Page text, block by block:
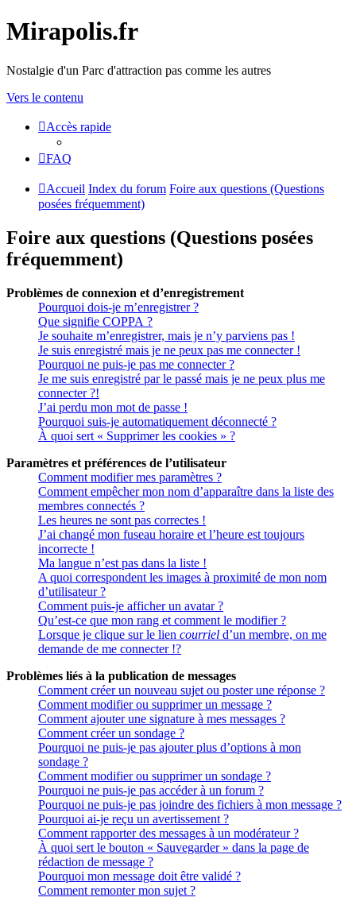
Mirapolis.fr
Nostalgie d'un Parc d'attraction pas comme les autres
Vers le contenu
Accès rapide
FAQ
Accueil Index du forum Foire aux questions (Questions
posées fréquemment)
Foire aux questions (Questions posées
fréquemment)
Problèmes de connexion et d’enregistrement
Pourquoi dois-je m’enregistrer ?
Que signifie COPPA ?
Je souhaite m’enregistrer, mais je n’y parviens pas !
Je suis enregistré mais je ne peux pas me connecter !
Pourquoi ne puis-je pas me connecter ?
Je me suis enregistré par le passé mais je ne peux plus me
connecter ?!
J’ai perdu mon mot de passe !
Pourquoi suis-je automatiquement déconnecté ?
À quoi sert « Supprimer les cookies » ?
Paramètres et préférences de l’utilisateur
Comment modifier mes paramètres ?
Comment empêcher mon nom d’apparaître dans la liste des
membres connectés ?
Les heures ne sont pas correctes !
J’ai changé mon fuseau horaire et l’heure est toujours
incorrecte !
Ma langue n’est pas dans la liste !
A quoi correspondent les images à proximité de mon nom
d’utilisateur ?
Comment puis-je afficher un avatar ?
Qu’est-ce que mon rang et comment le modifier ?
Lorsque je clique sur le lien courriel d’un membre, on me
demande de me connecter !?
Problèmes liés à la publication de messages
Comment créer un nouveau sujet ou poster une réponse ?
Comment modifier ou supprimer un message ?
Comment ajouter une signature à mes messages ?
Comment créer un sondage ?
Pourquoi ne puis-je pas ajouter plus d’options à mon
sondage ?
Comment modifier ou supprimer un sondage ?
Pourquoi ne puis-je pas accéder à un forum ?
Pourquoi ne puis-je pas joindre des fichiers à mon message ?
Pourquoi ai-je reçu un avertissement ?
Comment rapporter des messages à un modérateur ?
À quoi sert le bouton « Sauvegarder » dans la page de
rédaction de message ?
Pourquoi mon message doit être validé ?
Comment remonter mon sujet ?